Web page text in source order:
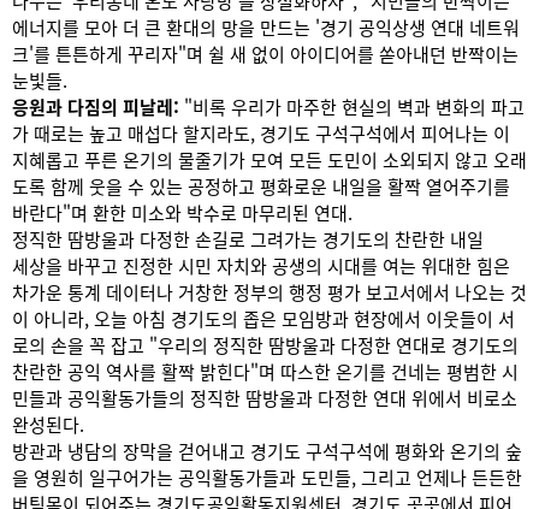
에너지를 모아 더 큰 환대의 망을 만드는 '경기 공익상생 연대 네트워
크'를 튼튼하게 꾸리자"며 쉴 새 없이 아이디어를 쏟아내던 반짝이는
눈빛들.
응원과 다짐의 피날레: "비록 우리가 마주한 현실의 벽과 변화의 파고
가 때로는 높고 매섭다 할지라도, 경기도 구석구석에서 피어나는 이
지혜롭고 푸른 온기의 물줄기가 모여 모든 도민이 소외되지 않고 오래
도록 함께 웃을 수 있는 공정하고 평화로운 내일을 활짝 열어주기를
바란다"며 환한 미소와 박수로 마무리된 연대.
정직한 땀방울과 다정한 손길로 그려가는 경기도의 찬란한 내일
세상을 바꾸고 진정한 시민 자치와 공생의 시대를 여는 위대한 힘은
차가운 통계 데이터나 거창한 정부의 행정 평가 보고서에서 나오는 것
이 아니라, 오늘 아침 경기도의 좁은 모임방과 현장에서 이웃들이 서
로의 손을 꼭 잡고 "우리의 정직한 땀방울과 다정한 연대로 경기도의
찬란한 공익 역사를 활짝 밝힌다"며 따스한 온기를 건네는 평범한 시
민들과 공익활동가들의 정직한 땀방울과 다정한 연대 위에서 비로소
완성된다.
방관과 냉담의 장막을 걷어내고 경기도 구석구석에 평화와 온기의 숲
을 영원히 일구어가는 공익활동가들과 도민들, 그리고 언제나 든든한